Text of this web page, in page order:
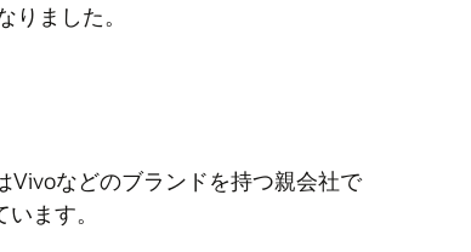
ました。
Vivoなどのブランドを持つ親会社で
ます。